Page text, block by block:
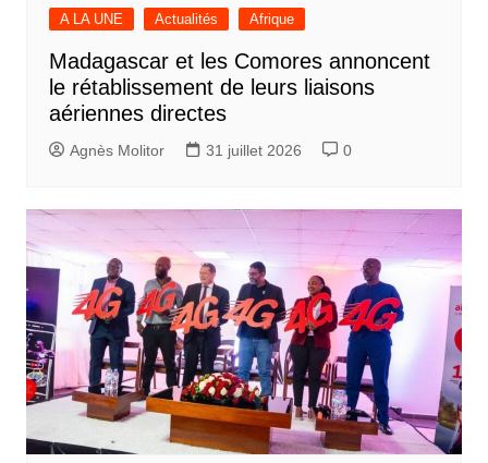
A LA UNE Actualités Afrique
Madagascar et les Comores annoncent
le rétablissement de leurs liaisons
aériennes directes
Agnès Molitor 31 juillet 2026 0